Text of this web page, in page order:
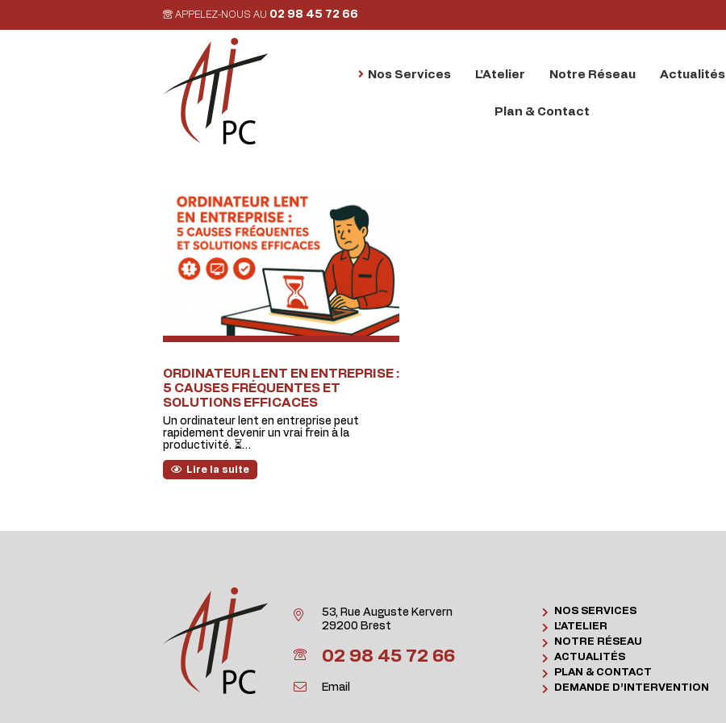
APPELEZ-NOUS AU 02 98 45 72 66
Nos Services L’Atelier Notre Réseau Actualités
Plan & Contact
ORDINATEUR LENT EN ENTREPRISE :
5 CAUSES FRÉQUENTES ET
SOLUTIONS EFFICACES
Un ordinateur lent en entreprise peut
rapidement devenir un vrai frein à la
productivité. ⏳…
Lire la suite
53, Rue Auguste Kervern
29200 Brest
02 98 45 72 66
Email
NOS SERVICES
L’ATELIER
NOTRE RÉSEAU
ACTUALITÉS
PLAN & CONTACT
DEMANDE D’INTERVENTION